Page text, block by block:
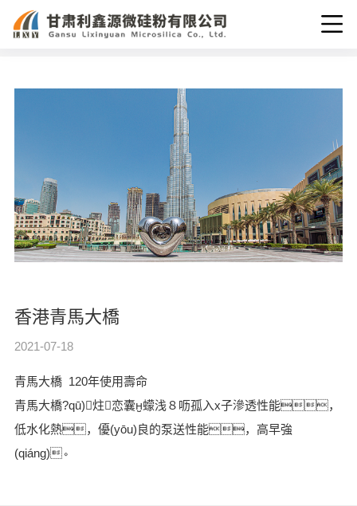
div class="omain oth">
您的位置： 首頁 > 應(yīng)用案例 > 香港青馬大橋
香港青馬大橋
2021-07-18
青馬大橋 120年使用壽命
青馬大橋?qū)炷恋囊蠓浅８呖孤入x子滲透性能，
低水化熱，優(yōu)良的泵送性能，高早強
(qiáng)。